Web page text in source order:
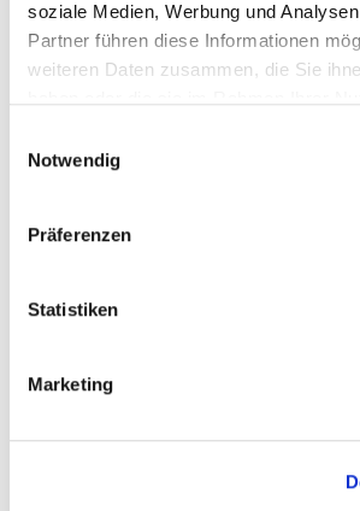
soziale Medien, Werbung und
Partner führen diese Informationen
weiteren Daten zusammen, die Sie
Notwendig
Präferenzen
Statistiken
Marketing
Zur Vergleichsbox hinzufügen
Coaching
Leadership
Factsheet CAS FH in